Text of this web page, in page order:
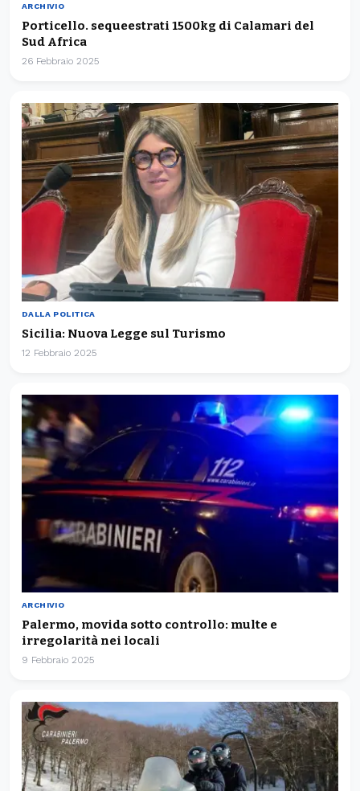
ARCHIVIO
Porticello. sequeestrati 1500kg di Calamari del
Sud Africa
26 Febbraio 2025
DALLA POLITICA
Sicilia: Nuova Legge sul Turismo
12 Febbraio 2025
ARCHIVIO
Palermo, movida sotto controllo: multe e
irregolarità nei locali
9 Febbraio 2025